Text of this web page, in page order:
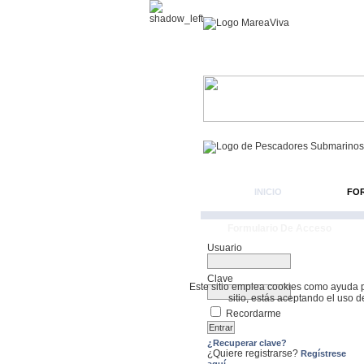
Este sitio emplea cookies como ayuda
sitio, estás aceptando el uso
INICIO
Usuario
Clave
Recordarme
¿Recuperar clave?
¿Quiere registrarse? Regístrese